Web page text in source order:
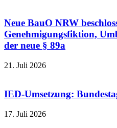
Neue BauO NRW
Genehmigungsfiktion,
der neue § 89a
21. Juli 2026
IED-Umsetzung:
17. Juli 2026